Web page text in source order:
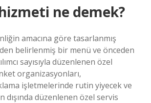
ne demek?
amacına göre tasarlanmış
belirlenmiş bir menü ve önceden
sayısıyla düzenlenen özel
organizasyonları,
işletmelerinde rutin yiyecek ve
dışında düzenlenen özel servis